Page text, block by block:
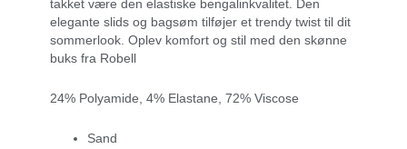
takket være den elastiske bengalinkvalitet. Den
elegante slids og bagsøm tilføjer et trendy twist til dit
sommerlook. Oplev komfort og stil med den skønne
buks fra Robell
24% Polyamide, 4% Elastane, 72% Viscose
Sand